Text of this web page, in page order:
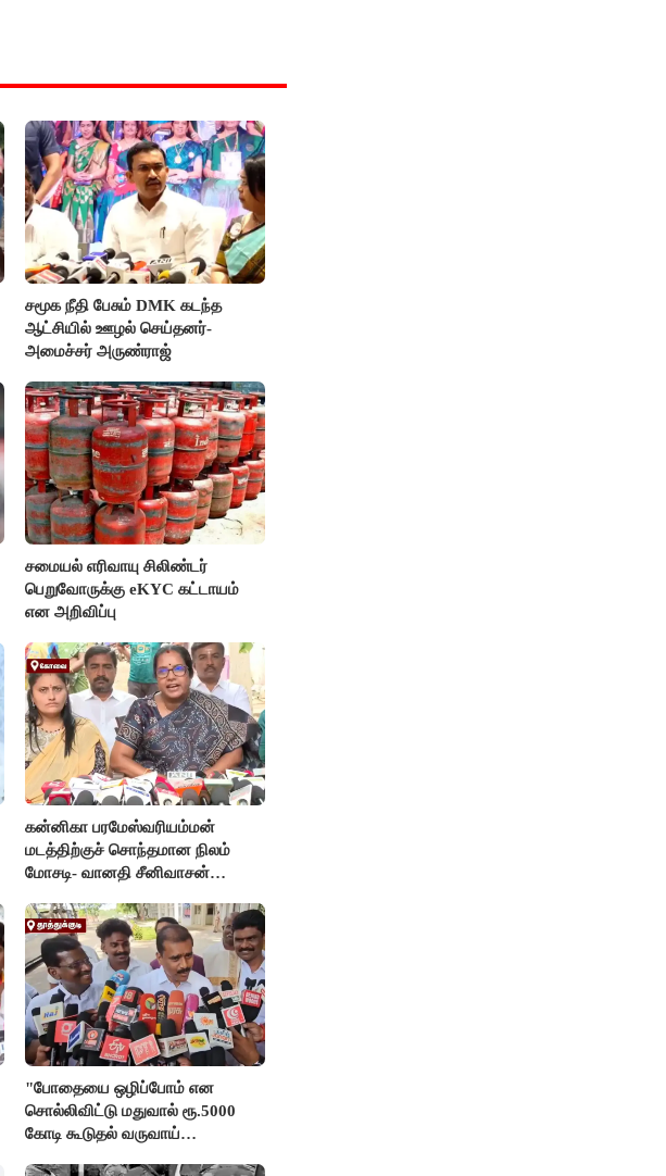
சமூக நீதி பேசும் DMK கடந்த
ஆட்சியில் ஊழல் செய்தனர்-
அமைச்சர் அருண்ராஜ்
சமையல் எரிவாயு சிலிண்டர்
பெறுவோருக்கு eKYC கட்டாயம்
என அறிவிப்பு
கன்னிகா பரமேஸ்வரியம்மன்
மடத்திற்குச் சொந்தமான நிலம்
மோசடி- வானதி சீனிவாசன்
"போதையை ஒழிப்போம் என
சொல்லிவிட்டு மதுவால் ரூ.5000
கோடி கூடுதல் வருவாய்